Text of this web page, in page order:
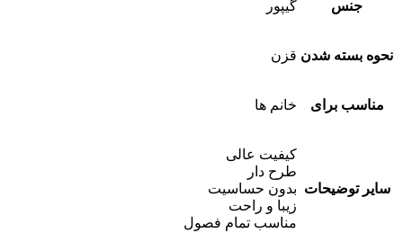
جنس گیپور
نحوه بسته شدن قزن
مناسب برای خانم ها
سایر توضیحات
کیفیت عالی
طرح دار
بدون حساسیت
زیبا و راحت
مناسب تمام فصول